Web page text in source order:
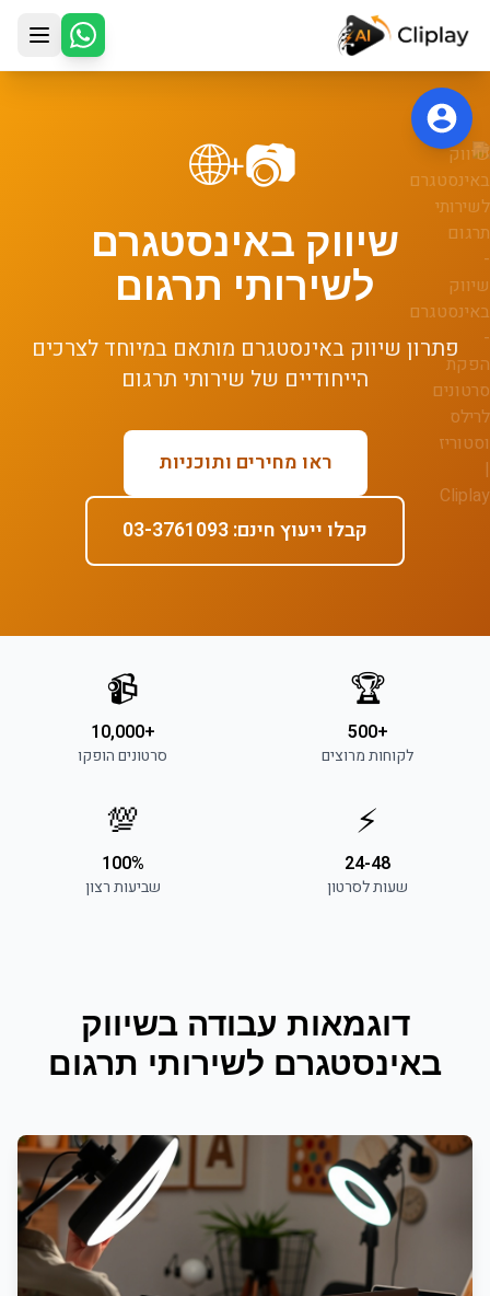
דלג לתוכן הראשי
📷
+
🌐
שיווק באינסטגרם
לשירותי תרגום
פתרון שיווק באינסטגרם מותאם במיוחד לצרכים
הייחודיים של שירותי תרגום
ראו מחירים ותוכניות
קבלו ייעוץ חינם: 03-3761093
🏆
+500
לקוחות מרוצים
📹
+10,000
סרטונים הופקו
⚡
24-48
שעות לסרטון
💯
100%
שביעות רצון
דוגמאות עבודה בשיווק
באינסטגרם לשירותי תרגום